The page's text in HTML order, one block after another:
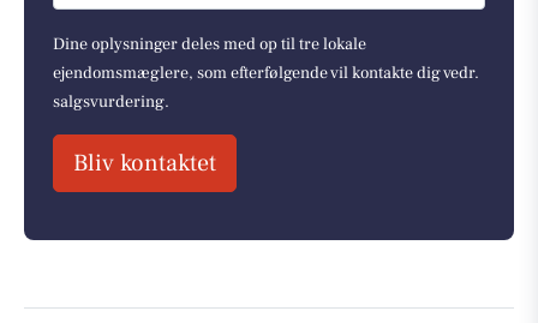
Dine oplysninger deles med op til tre lokale
ejendomsmæglere, som efterfølgende vil kontakte dig vedr.
salgsvurdering.
Bliv kontaktet